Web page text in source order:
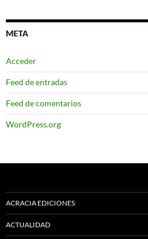
META
Acceder
Feed de entradas
Feed de comentarios
WordPress.org
ACRACIA EDICIONES
ACTUALIDAD